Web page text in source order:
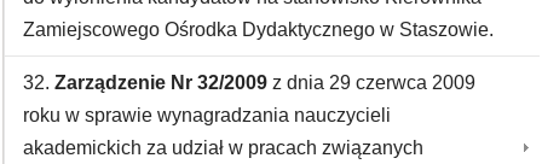
Zamiejscowego Ośrodka Dydaktycznego w Staszowie.
32. Zarządzenie Nr 32/2009 z dnia 29 czerwca 2009
roku w sprawie wynagradzania nauczycieli
akademickich za udział w pracach związanych